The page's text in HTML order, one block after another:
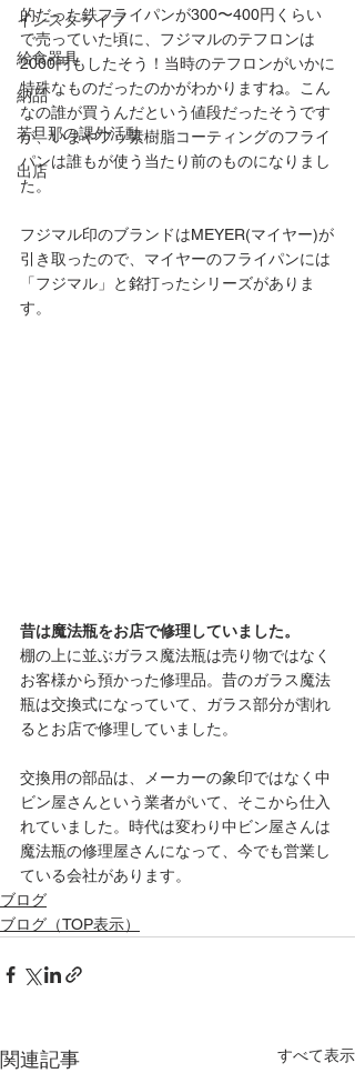
インスタライブ
給食器具
納品
若旦那の課外活動
出店
的だった鉄フライパンが300〜400円くらい
で売っていた頃に、フジマルのテフロンは
2000円もしたそう！当時のテフロンがいかに
特殊なものだったのかがわかりますね。こん
なの誰が買うんだという値段だったそうです
が、いまやフッ素樹脂コーティングのフライ
パンは誰もが使う当たり前のものになりまし
た。
フジマル印のブランドはMEYER(マイヤー)が
引き取ったので、マイヤーのフライパンには
「フジマル」と銘打ったシリーズがありま
す。
昔は魔法瓶をお店で修理していました。
棚の上に並ぶガラス魔法瓶は売り物ではなく
お客様から預かった修理品。昔のガラス魔法
瓶は交換式になっていて、ガラス部分が割れ
るとお店で修理していました。
交換用の部品は、メーカーの象印ではなく中
ビン屋さんという業者がいて、そこから仕入
れていました。時代は変わり中ビン屋さんは
魔法瓶の修理屋さんになって、今でも営業し
ている会社があります。
ブログ
ブログ（TOP表示）
関連記事 すべて表示